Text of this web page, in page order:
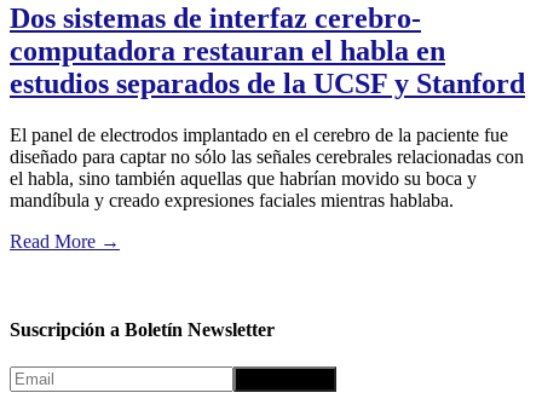
Dos sistemas de interfaz cerebro-
computadora restauran el habla en
estudios separados de la UCSF y Stanford
El panel de electrodos implantado en el cerebro de la paciente fue
diseñado para captar no sólo las señales cerebrales relacionadas con
el habla, sino también aquellas que habrían movido su boca y
mandíbula y creado expresiones faciales mientras hablaba.
Read More →
Suscripción a Boletín Newsletter